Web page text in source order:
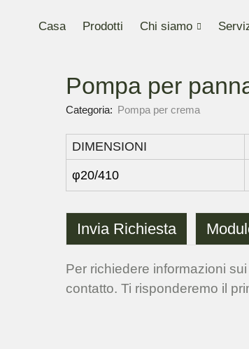
Casa Prodotti Chi siamo
Pompa per
Categoria: Pompa per crema
DIMENSIONI
φ20/410
Invia Richiesta
Per richiedere informazioni
contatto. Ti risponderemo il